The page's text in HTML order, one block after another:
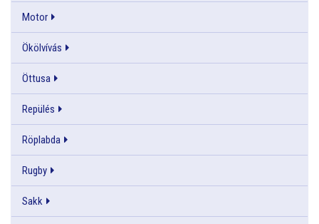
Motor
Ökölvívás
Öttusa
Repülés
Röplabda
Rugby
Sakk